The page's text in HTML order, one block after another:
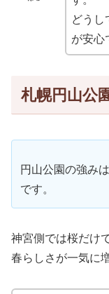
どうし
が安心
札幌円山公
円山公園の強み
です。
神宮側では桜だけ
春らしさが一気に